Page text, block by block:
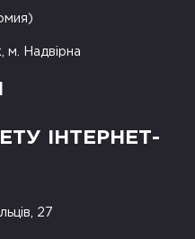
м. Надвірна
ІНТЕРНЕТ-
27